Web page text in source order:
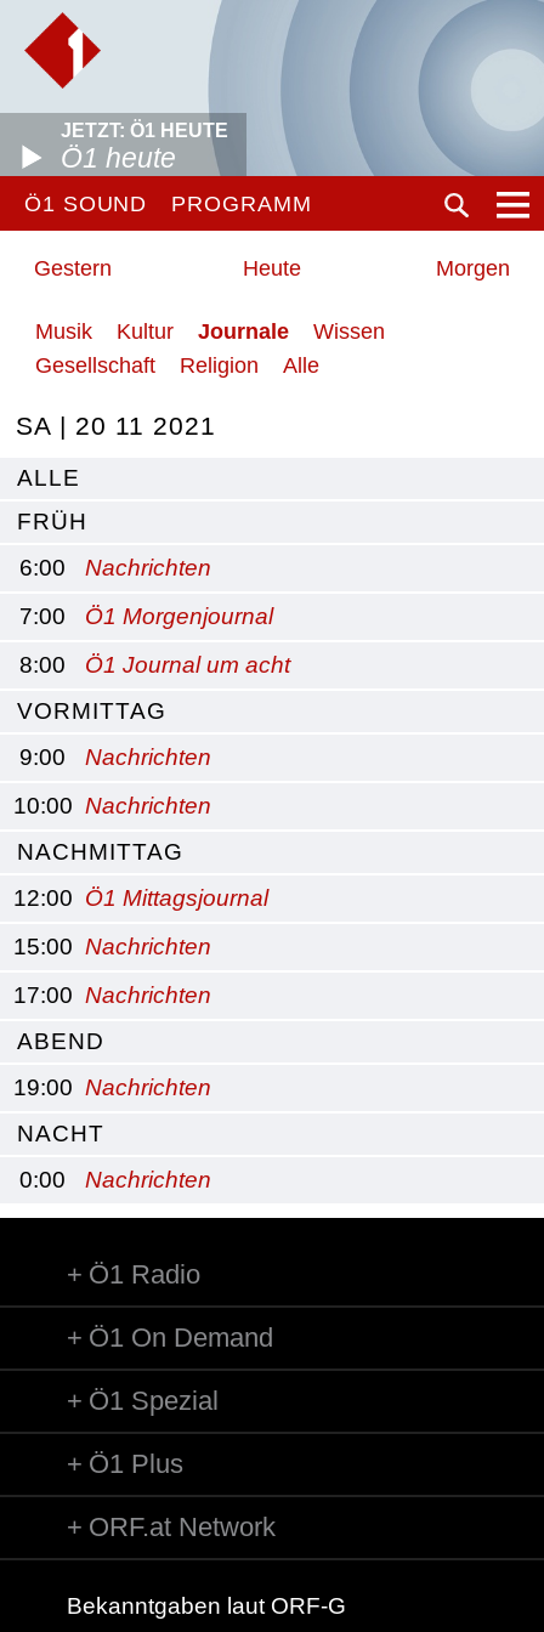
JETZT: Ö1 HEUTE
Ö1 heute
Ö1 SOUND PROGRAMM
Gestern Heute Morgen
Musik Kultur Journale
Wissen
Gesellschaft
Religion Alle
SA | 20 11 2021
ALLE
FRÜH
6:00
Nachrichten
7:00
Ö1 Morgenjournal
8:00
Ö1 Journal um acht
VORMITTAG
9:00
Nachrichten
10:00 Nachrichten
NACHMITTAG
12:00 Ö1 Mittagsjournal
15:00 Nachrichten
17:00 Nachrichten
ABEND
19:00 Nachrichten
NACHT
0:00
Nachrichten
Ö1 Radio
Ö1 On Demand
Ö1 Spezial
Ö1 Plus
ORF.at Network
Bekanntgaben laut ORF-G